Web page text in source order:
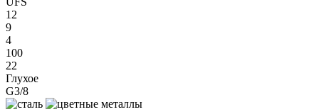
12
9
4
100
22
Глухое
G3/8